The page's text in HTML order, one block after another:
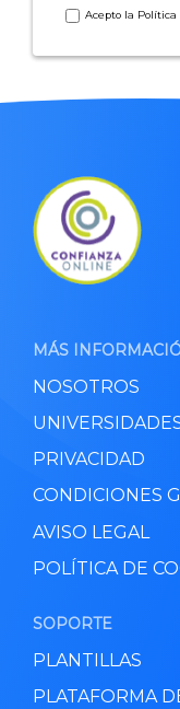
Acepto la Política
MÁS
NOSOTROS
PRIVACIDAD
CONDICIONES
AVISO LEGAL
POLÍTICA DE
SOPORTE
PLANTILLAS
PLATAFORMA